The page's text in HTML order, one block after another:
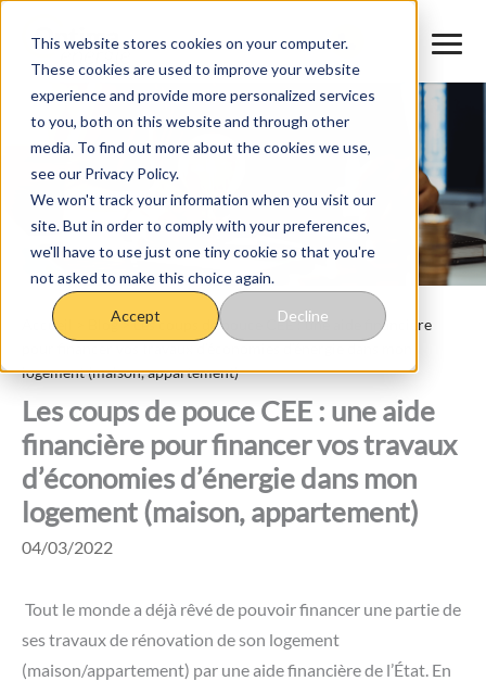
This website stores cookies on your computer.
These cookies are used to improve your website
experience and provide more personalized services
to you, both on this website and through other
media. To find out more about the cookies we use,
see our Privacy Policy.
We won't track your information when you visit our
site. But in order to comply with your preferences,
we'll have to use just one tiny cookie so that you're
not asked to make this choice again.
Accept Decline
contenu
Accueil Blog>Les coups de pouce CEE : une aide financière
logement (maison, appartement)
Les coups de pouce CEE : une aide
financière pour financer vos travaux
d’économies d’énergie dans mon
logement (maison, appartement)
04/03/2022
Tout le monde a déjà rêvé de pouvoir financer une partie de
ses travaux de rénovation de son logement
(maison/appartement) par une aide financière de l’État. En